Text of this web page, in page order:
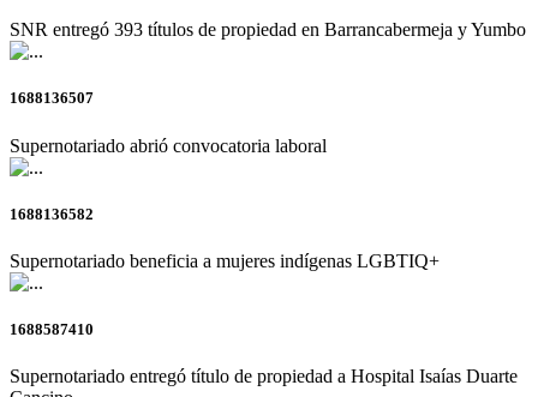
SNR entregó 393 títulos de propiedad en Barrancabermeja y Yumbo
1688136507
Supernotariado abrió convocatoria laboral
1688136582
Supernotariado beneficia a mujeres indígenas LGBTIQ+
1688587410
Supernotariado entregó título de propiedad a Hospital Isaías Duarte